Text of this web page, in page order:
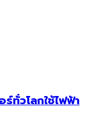
ทั่วโลกใช้ไฟฟ้า